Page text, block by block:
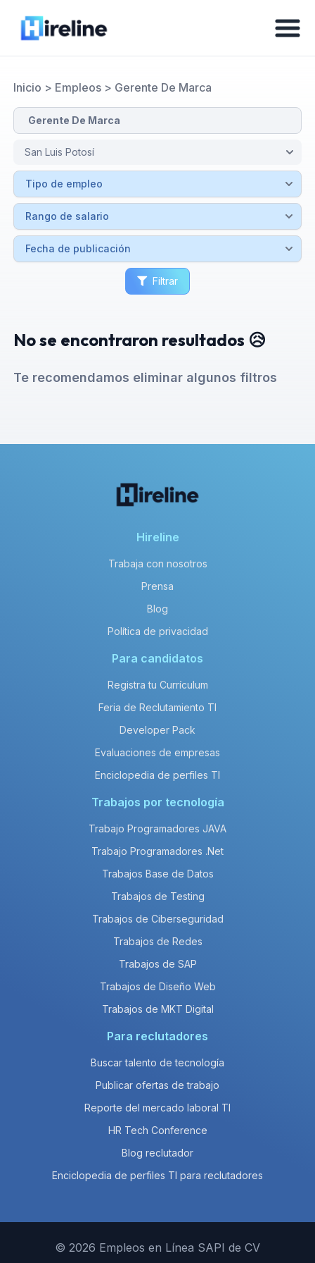
Inicio > Empleos> Gerente De Marca
Filtrar
No se encontraron resultados 😥
Te recomendamos eliminar algunos filtros
Hireline
Trabaja con nosotros
Prensa
Blog
Política de privacidad
Para candidatos
Registra tu Currículum
Feria de Reclutamiento TI
Developer Pack
Evaluaciones de empresas
Enciclopedia de perfiles TI
Trabajos por tecnología
Trabajo Programadores JAVA
Trabajo Programadores .Net
Trabajos Base de Datos
Trabajos de Testing
Trabajos de Ciberseguridad
Trabajos de Redes
Trabajos de SAP
Trabajos de Diseño Web
Trabajos de MKT Digital
Para reclutadores
Buscar talento de tecnología
Publicar ofertas de trabajo
Reporte del mercado laboral TI
HR Tech Conference
Blog reclutador
Enciclopedia de perfiles TI para reclutadores
© 2026 Empleos en Línea SAPI de CV